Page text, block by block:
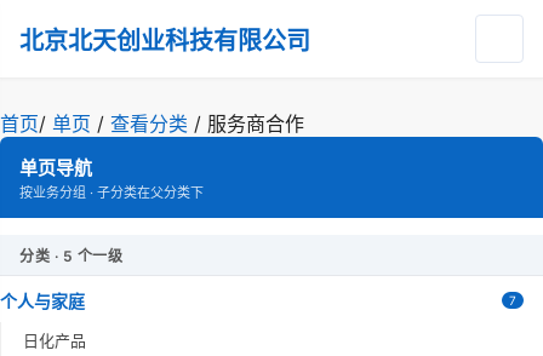
北京北天创业科技有限公司
首页/ 单页 / 查看分类 / 服务商合作
单页导航
按业务分组 · 子分类在父分类下
分类 · 5 个一级
个人与家庭 7
日化产品